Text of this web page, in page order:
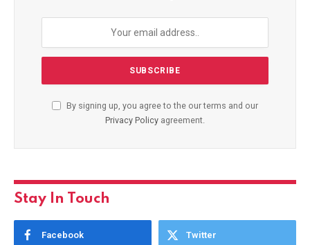
By signing up, you agree to the our terms and our
Privacy Policy agreement.
Stay In Touch
Facebook Twitter